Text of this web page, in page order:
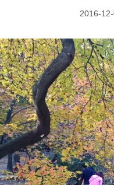
2016-